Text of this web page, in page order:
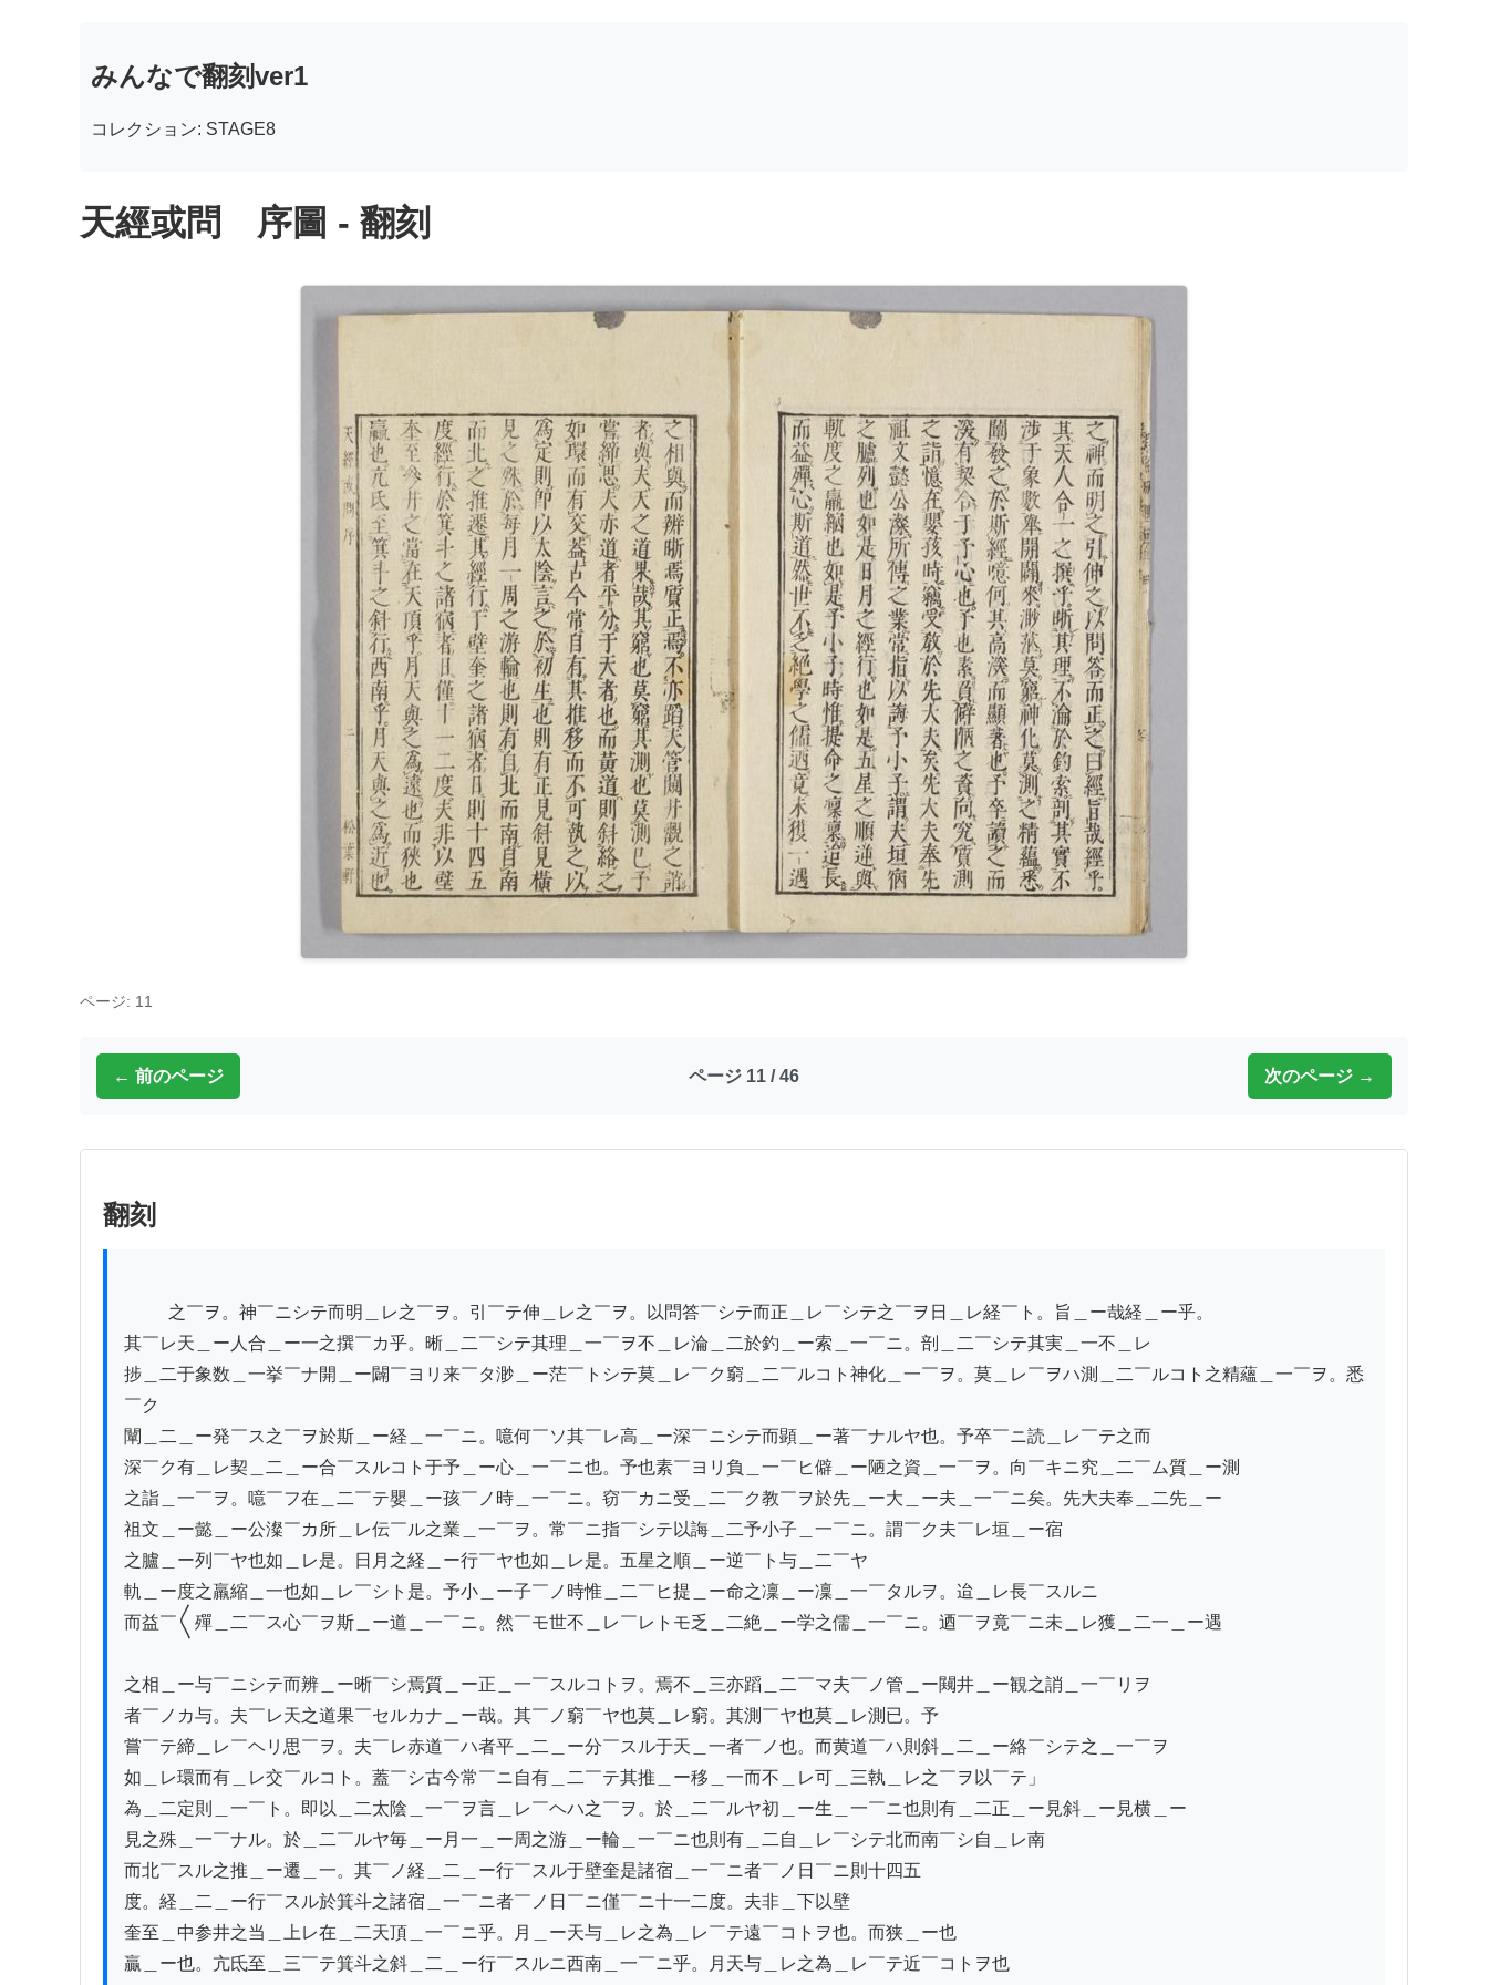
みんなで翻刻ver1
コレクション: STAGE8
天經或問 序圖 - 翻刻
ページ: 11
← 前のページ ページ 11 / 46 次のページ →
翻刻
其￣レ天＿ー人合＿ー一之撰￣カ乎。晰＿二￣シテ其理＿一￣ヲ不＿レ淪＿二於釣＿ー索＿一￣ニ。剖＿二￣シテ其実＿一不＿レ
捗＿二于象数＿一挙￣ナ開＿ー闢￣ヨリ来￣タ渺＿ー茫￣トシテ莫＿レ￣ク窮＿二￣ルコト神化＿一￣ヲ。莫＿レ￣ヲハ測＿二￣ルコト之精蘊＿一￣ヲ。悉
￣ク
闡＿二＿ー発￣ス之￣ヲ於斯＿ー経＿一￣ニ。噫何￣ソ其￣レ高＿ー深￣ニシテ而顕＿ー著￣ナルヤ也。予卒￣ニ読＿レ￣テ之而
深￣ク有＿レ契＿二＿ー合￣スルコト于予＿ー心＿一￣ニ也。予也素￣ヨリ負＿一￣ヒ僻＿ー陋之資＿一￣ヲ。向￣キニ究＿二￣ム質＿ー測
之詣＿一￣ヲ。噫￣フ在＿二￣テ嬰＿ー孩￣ノ時＿一￣ニ。窃￣カニ受＿二￣ク教￣ヲ於先＿ー大＿ー夫＿一￣ニ矣。先大夫奉＿二先＿ー
祖文＿ー懿＿ー公澯￣カ所＿レ伝￣ル之業＿一￣ヲ。常￣ニ指￣シテ以誨＿二予小子＿一￣ニ。謂￣ク夫￣レ垣＿ー宿
之臚＿ー列￣ヤ也如＿レ是。日月之経＿ー行￣ヤ也如＿レ是。五星之順＿ー逆￣ト与＿二￣ヤ
軌＿ー度之羸縮＿一也如＿レ￣シト是。予小＿ー子￣ノ時惟＿二￣ヒ提＿ー命之凜＿ー凜＿一￣タルヲ。迨＿レ長￣スルニ
而益￣〱殫＿二￣ス心￣ヲ斯＿ー道＿一￣ニ。然￣モ世不＿レ￣レトモ乏＿二絶＿ー学之儒＿一￣ニ。迺￣ヲ竟￣ニ未＿レ獲＿二一＿ー遇
之相＿ー与￣ニシテ而辨＿ー晰￣シ焉質＿ー正＿一￣スルコトヲ。焉不＿三亦蹈＿二￣マ夫￣ノ管＿ー闚井＿ー観之誚＿一￣リヲ
者￣ノカ与。夫￣レ天之道果￣セルカナ＿ー哉。其￣ノ窮￣ヤ也莫＿レ窮。其測￣ヤ也莫＿レ測已。予
嘗￣テ締＿レ￣ヘリ思￣ヲ。夫￣レ赤道￣ハ者平＿二＿ー分￣スル于天＿一者￣ノ也。而黄道￣ハ則斜＿二＿ー絡￣シテ之＿一￣ヲ
如＿レ環而有＿レ交￣ルコト。蓋￣シ古今常￣ニ自有＿二￣テ其推＿ー移＿一而不＿レ可＿三執＿レ之￣ヲ以￣テ」
為＿二定則＿一￣ト。即以＿二太陰＿一￣ヲ言＿レ￣ヘハ之￣ヲ。於＿二￣ルヤ初＿ー生＿一￣ニ也則有＿二正＿ー見斜＿ー見横＿ー
見之殊＿一￣ナル。於＿二￣ルヤ毎＿ー月一＿ー周之游＿ー輪＿一￣ニ也則有＿二自＿レ￣シテ北而南￣シ自＿レ南
而北￣スル之推＿ー遷＿一。其￣ノ経＿二＿ー行￣スル于壁奎是諸宿＿一￣ニ者￣ノ日￣ニ則十四五
度。経＿二＿ー行￣スル於箕斗之諸宿＿一￣ニ者￣ノ日￣ニ僅￣ニ十一二度。夫非＿下以壁
奎至＿中参井之当＿上レ在＿二天頂＿一￣ニ乎。月＿ー天与＿レ之為＿レ￣テ遠￣コトヲ也。而狭＿ー也
贏＿ー也。亢氐至＿三￣テ箕斗之斜＿二＿ー行￣スルニ西南＿一￣ニ乎。月天与＿レ之為＿レ￣テ近￣コトヲ也